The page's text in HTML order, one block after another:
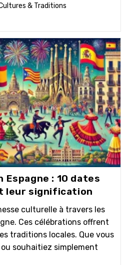
& Traditions
: 10 dates
leur signification
culturelle à travers les
Ces célébrations offrent
traditions locales. Que vous
souhaitiez simplement